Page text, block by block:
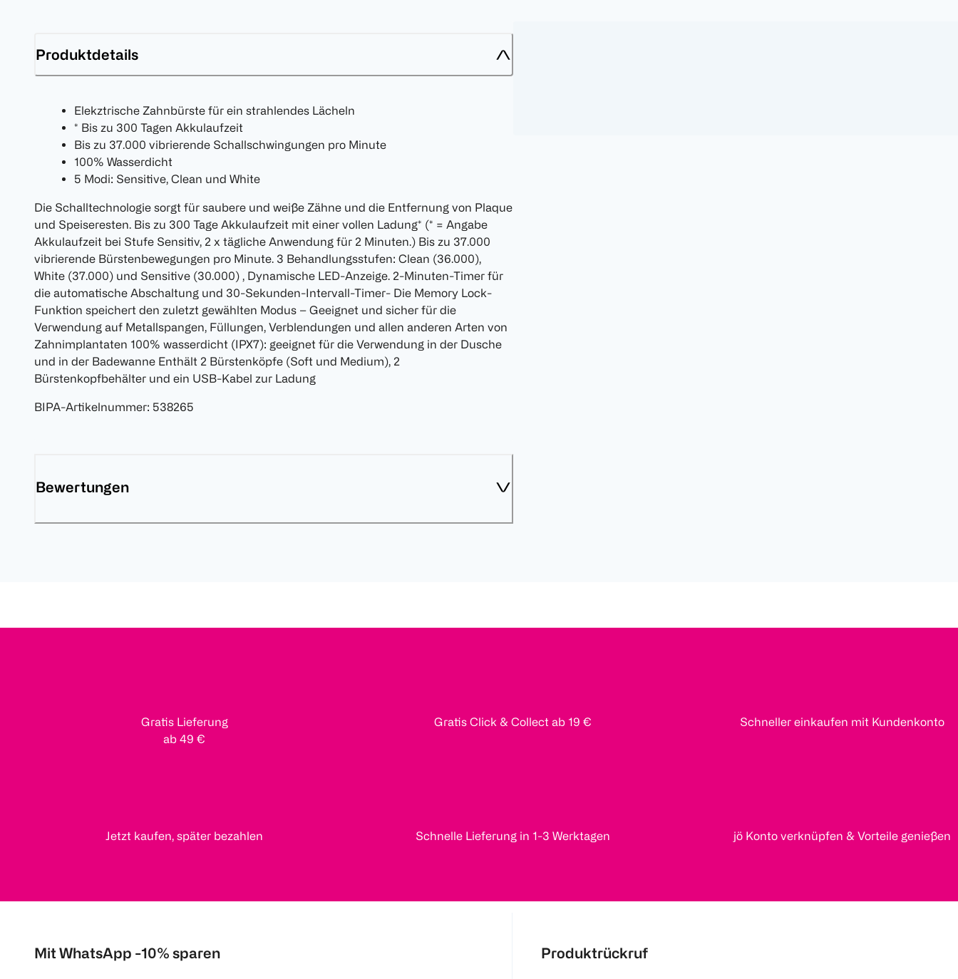
Produktdetails
Elekztrische Zahnbürste für ein strahlendes Lächeln
* Bis zu 300 Tagen Akkulaufzeit
Bis zu 37.000 vibrierende Schallschwingungen pro Minute
100% Wasserdicht
5 Modi: Sensitive, Clean und White
Die Schalltechnologie sorgt für saubere und weiße Zähne und die Entfernung von Plaque
und Speiseresten. Bis zu 300 Tage Akkulaufzeit mit einer vollen Ladung* (* = Angabe
Akkulaufzeit bei Stufe Sensitiv, 2 x tägliche Anwendung für 2 Minuten.) Bis zu 37.000
vibrierende Bürstenbewegungen pro Minute. 3 Behandlungsstufen: Clean (36.000),
White (37.000) und Sensitive (30.000) , Dynamische LED-Anzeige. 2-Minuten-Timer für
die automatische Abschaltung und 30-Sekunden-Intervall-Timer- Die Memory Lock-
Funktion speichert den zuletzt gewählten Modus – Geeignet und sicher für die
Verwendung auf Metallspangen, Füllungen, Verblendungen und allen anderen Arten von
Zahnimplantaten 100% wasserdicht (IPX7): geeignet für die Verwendung in der Dusche
und in der Badewanne Enthält 2 Bürstenköpfe (Soft und Medium), 2
Bürstenkopfbehälter und ein USB-Kabel zur Ladung
BIPA-Artikelnummer: 538265
Bewertungen
Gratis Lieferung
ab 49 €
Gratis Click & Collect ab 19 € Schneller einkaufen mit Kundenkonto
Jetzt kaufen, später bezahlen Schnelle Lieferung in 1-3 Werktagen jö Konto verknüpfen & Vorteile genießen
Mit WhatsApp -10% sparen Produktrückruf